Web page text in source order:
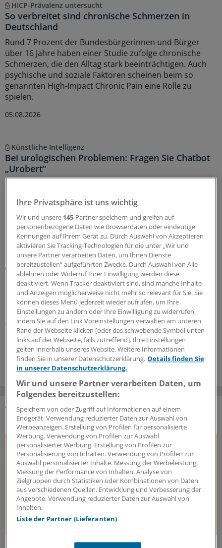
HICP-Prävalenz untersucht
So verbreitet sind chronische Schmerzen in
Deutschland
Rund 7 Prozent der Bundesbürgerinnen und Bürger
über 16 Jahre haben einer Studie zufolge chronische
Schmerzen, die den Alltag stark beeinträchtigen. Auch
psychische und soziale Faktoren scheinen beim so
genannten High-Impact Chronic Pain eine Rolle zu
spielen.
05.08.2026
Künstliche Intelligenz
Bei urologischen Problemen: Fragen Sie Chatbot
„Urobert“
Uro-GmbH Nordrhein sachlicher informieren und
erstmal beruhigen statt zu verunsichern.
31.07.2026
KBV legt Konzept vor
Elektronische Überweisung: So könnte sie in der
Praxis funktionieren
Die elektronische Überweisung zählt zu den nächsten
Funktionen der Telematikinfrastruktur. Damit sie Praxen
tatsächlich Entlastung und Mehrwert bietet, schlägt die
KBV ein Server-basiertes Verfahren vor.
30.07.2026
DAS KÖNNTE SIE AUCH INTERESSIEREN
Ihre Privatsphäre ist uns wichtig
Wir und unsere 145-Partner speichern und greifen auf
personenbezogene Daten wie Browserdaten oder eindeutige
Kennungen auf Ihrem Gerät zu. Durch Auswahl von Akzeptieren
aktivieren Sie Tracking-Technologien für die unter „Wir und
unsere Partner verarbeiten Daten, um Ihnen Dienste
bereitzustellen“ aufgeführten Zwecke. Durch Auswahl von Alle
ablehnen oder Widerruf Ihrer Einwilligung werden diese
deaktiviert. Wenn Tracker deaktiviert sind, sind manche Inhalte
und Anzeigen möglicherweise nicht mehr so relevant für Sie. Sie
können dieses Menü jederzeit wieder aufrufen, um Ihre
Einstellungen zu ändern oder Ihre Einwilligung zu widerrufen,
indem Sie auf den Link Voreinstellungen verwalten am unteren
Rand der Webseite klicken [oder das schwebende Symbol unten
links auf der Webseite, falls zutreffend]. Ihre Einstellungen
gelten innerhalb unseres Website. Weitere Informationen
finden Sie in unserer Datenschutzerklärung. Details finden Sie
in unserer Datenschutzerklärung.
Wir und unsere Partner verarbeiten Daten, um
Folgendes bereitzustellen:
Speichern von oder Zugriff auf Informationen auf einem
Endgerät. Verwendung reduzierter Daten zur Auswahl von
Werbeanzeigen. Erstellung von Profilen für personalisierte
Werbung. Verwendung von Profilen zur Auswahl
personalisierter Werbung. Erstellung von Profilen zur
Personalisierung von Inhalten. Verwendung von Profilen zur
Auswahl personalisierter Inhalte. Messung der Werbeleistung.
Messung der Performance von Inhalten. Analyse von
Zielgruppen durch Statistiken oder Kombinationen von Daten
aus verschiedenen Quellen. Entwicklung und Verbesserung der
Angebote. Verwendung reduzierter Daten zur Auswahl von
Inhalten.
Liste der Partner (Lieferanten)